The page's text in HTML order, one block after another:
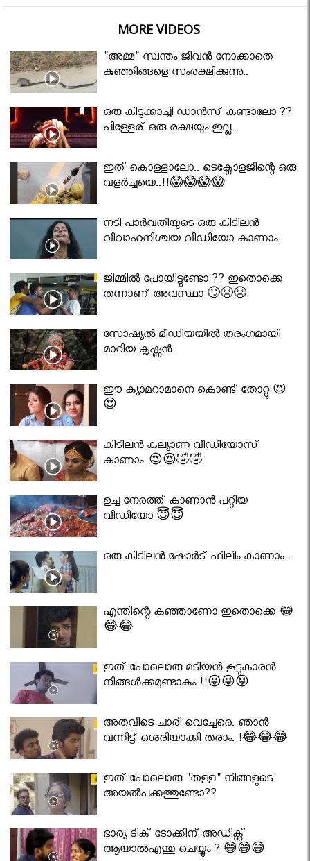
MORE VIDEOS
"അമ്മ" സ്വന്തം ജീവൻ നോക്കാതെ
കുഞ്ഞിങ്ങളെ സംരക്ഷിക്കുന്നു..
ഒരു കിടുക്കാച്ചി ഡാൻസ് കണ്ടാലോ ??
പിള്ളേര് ഒരു രക്ഷയും ഇല്ല..
ഇത് കൊള്ളാലോ.. ടെക്നോളജിന്റെ ഒരു
വളർച്ചയെ..!!😱😱😱😱
നടി പാർവതിയുടെ ഒരു കിടിലൻ
വിവാഹനിശ്ചയ വീഡിയോ കാണാം..
ജിമ്മിൽ പോയിട്ടുണ്ടോ ?? ഇതൊക്കെ
തന്നാണ് അവസ്ഥാ 🙄😣😣
സോഷ്യൽ മീഡിയയിൽ തരംഗമായി
മാറിയ കൃഷ്ണൻ..
ഈ ക്യാമറാമാനെ കൊണ്ട് തോറ്റു 😍
😍
കിടിലൻ കല്യാണ വീഡിയോസ്
കാണാം..😍😍🤣🤣
ഉച്ച നേരത്ത് കാണാൻ പറ്റിയ
വീഡിയോ 😇😇
ഒരു കിടിലൻ ഷോർട് ഫിലിം കാണാം..
എന്തിന്റെ കുഞ്ഞാണോ ഇതൊക്കെ 😂
😂😂
ഇത് പോലൊരു മടിയൻ കൂട്ടുകാരൻ
നിങ്ങൾക്കുമുണ്ടാകും !!😝😝😝
അതവിടെ ചാരി വെച്ചേരെ. ഞാൻ
വന്നിട്ട് ശെരിയാക്കി തരാം. !😂😂😂
ഇത് പോലൊരു "തള്ള" നിങ്ങളുടെ
അയല്‍പക്കത്തുണ്ടോ??
ഭാര്യ ടിക് ടോക്കിന് അഡിക്റ്റ്
ആയാൽഎന്തു ചെയ്യും ? 😅😅😅